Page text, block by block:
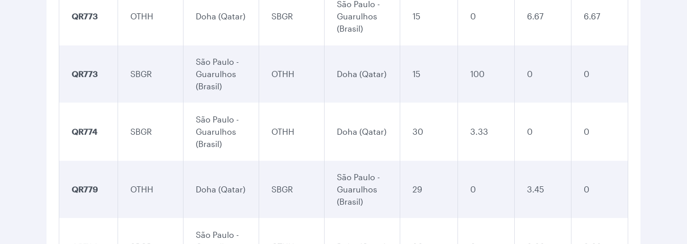
QR773 OTHH Doha (Qatar) SBGR
São Paulo -
Guarulhos
(Brasil)
15 0 6.67 6.67
QR773 SBGR
São Paulo -
Guarulhos
(Brasil)
OTHH Doha (Qatar) 15 100 0 0
QR774 SBGR
São Paulo -
Guarulhos
(Brasil)
OTHH Doha (Qatar) 30 3.33 0 0
QR779 OTHH Doha (Qatar) SBGR
São Paulo -
Guarulhos
(Brasil)
29 0 3.45 0
São Paulo -